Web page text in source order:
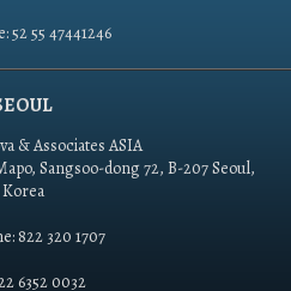
52 55 47441246
& Associates ASIA
Sangsoo-dong 72, B-207 Seoul,
Korea
822 320 1707
6352 0032